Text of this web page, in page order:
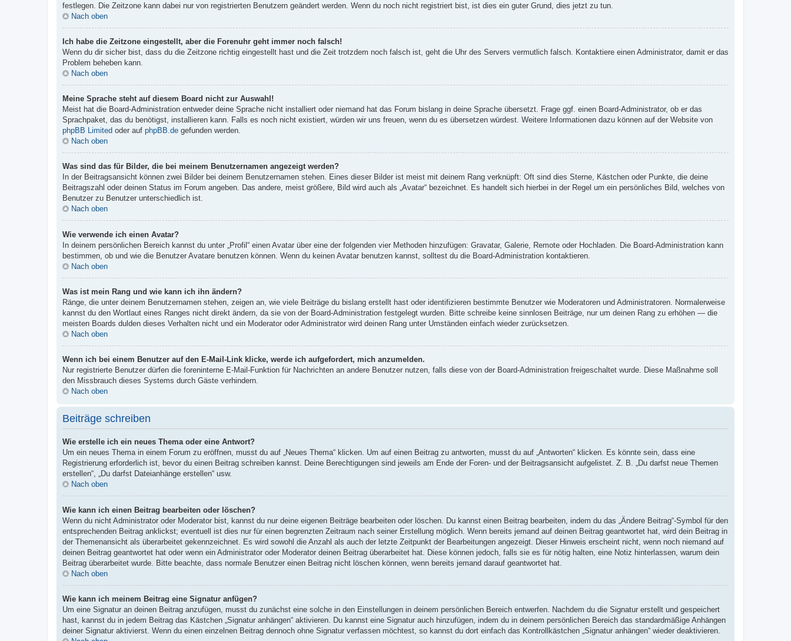
festlegen. Die Zeitzone kann dabei nur von registrierten Benutzern geändert werden. Wenn du noch nicht registriert bist, ist dies ein guter Grund, dies jetzt zu tun.
Nach oben
Ich habe die Zeitzone eingestellt, aber die Forenuhr geht immer noch falsch!
Wenn du dir sicher bist, dass du die Zeitzone richtig eingestellt hast und die Zeit trotzdem noch falsch ist, geht die Uhr des Servers vermutlich falsch. Kontaktiere einen Administrator, damit er das
Problem beheben kann.
Nach oben
Meine Sprache steht auf diesem Board nicht zur Auswahl!
Meist hat die Board-Administration entweder deine Sprache nicht installiert oder niemand hat das Forum bislang in deine Sprache übersetzt. Frage ggf. einen Board-Administrator, ob er das
Sprachpaket, das du benötigst, installieren kann. Falls es noch nicht existiert, würden wir uns freuen, wenn du es übersetzen würdest. Weitere Informationen dazu können auf der Website von
phpBB Limited oder auf phpBB.de gefunden werden.
Nach oben
Was sind das für Bilder, die bei meinem Benutzernamen angezeigt werden?
In der Beitragsansicht können zwei Bilder bei deinem Benutzernamen stehen. Eines dieser Bilder ist meist mit deinem Rang verknüpft: Oft sind dies Sterne, Kästchen oder Punkte, die deine
Beitragszahl oder deinen Status im Forum angeben. Das andere, meist größere, Bild wird auch als „Avatar“ bezeichnet. Es handelt sich hierbei in der Regel um ein persönliches Bild, welches von
Benutzer zu Benutzer unterschiedlich ist.
Nach oben
Wie verwende ich einen Avatar?
In deinem persönlichen Bereich kannst du unter „Profil“ einen Avatar über eine der folgenden vier Methoden hinzufügen: Gravatar, Galerie, Remote oder Hochladen. Die Board-Administration kann
bestimmen, ob und wie die Benutzer Avatare benutzen können. Wenn du keinen Avatar benutzen kannst, solltest du die Board-Administration kontaktieren.
Nach oben
Was ist mein Rang und wie kann ich ihn ändern?
Ränge, die unter deinem Benutzernamen stehen, zeigen an, wie viele Beiträge du bislang erstellt hast oder identifizieren bestimmte Benutzer wie Moderatoren und Administratoren. Normalerweise
kannst du den Wortlaut eines Ranges nicht direkt ändern, da sie von der Board-Administration festgelegt wurden. Bitte schreibe keine sinnlosen Beiträge, nur um deinen Rang zu erhöhen — die
meisten Boards dulden dieses Verhalten nicht und ein Moderator oder Administrator wird deinen Rang unter Umständen einfach wieder zurücksetzen.
Nach oben
Wenn ich bei einem Benutzer auf den E-Mail-Link klicke, werde ich aufgefordert, mich anzumelden.
Nur registrierte Benutzer dürfen die foreninterne E-Mail-Funktion für Nachrichten an andere Benutzer nutzen, falls diese von der Board-Administration freigeschaltet wurde. Diese Maßnahme soll
den Missbrauch dieses Systems durch Gäste verhindern.
Nach oben
Beiträge schreiben
Wie erstelle ich ein neues Thema oder eine Antwort?
Um ein neues Thema in einem Forum zu eröffnen, musst du auf „Neues Thema“ klicken. Um auf einen Beitrag zu antworten, musst du auf „Antworten“ klicken. Es könnte sein, dass eine
Registrierung erforderlich ist, bevor du einen Beitrag schreiben kannst. Deine Berechtigungen sind jeweils am Ende der Foren- und der Beitragsansicht aufgelistet. Z. B. „Du darfst neue Themen
erstellen“, „Du darfst Dateianhänge erstellen“ usw.
Nach oben
Wie kann ich einen Beitrag bearbeiten oder löschen?
Wenn du nicht Administrator oder Moderator bist, kannst du nur deine eigenen Beiträge bearbeiten oder löschen. Du kannst einen Beitrag bearbeiten, indem du das „Ändere Beitrag“-Symbol für den
entsprechenden Beitrag anklickst; eventuell ist dies nur für einen begrenzten Zeitraum nach seiner Erstellung möglich. Wenn bereits jemand auf deinen Beitrag geantwortet hat, wird dein Beitrag in
der Themenansicht als überarbeitet gekennzeichnet. Es wird sowohl die Anzahl als auch der letzte Zeitpunkt der Bearbeitungen angezeigt. Dieser Hinweis erscheint nicht, wenn noch niemand auf
deinen Beitrag geantwortet hat oder wenn ein Administrator oder Moderator deinen Beitrag überarbeitet hat. Diese können jedoch, falls sie es für nötig halten, eine Notiz hinterlassen, warum dein
Beitrag überarbeitet wurde. Bitte beachte, dass normale Benutzer einen Beitrag nicht löschen können, wenn bereits jemand darauf geantwortet hat.
Nach oben
Wie kann ich meinem Beitrag eine Signatur anfügen?
Um eine Signatur an deinen Beitrag anzufügen, musst du zunächst eine solche in den Einstellungen in deinem persönlichen Bereich entwerfen. Nachdem du die Signatur erstellt und gespeichert
hast, kannst du in jedem Beitrag das Kästchen „Signatur anhängen“ aktivieren. Du kannst eine Signatur auch hinzufügen, indem du in deinem persönlichen Bereich das standardmäßige Anhängen
deiner Signatur aktivierst. Wenn du einen einzelnen Beitrag dennoch ohne Signatur verfassen möchtest, so kannst du dort einfach das Kontrollkästchen „Signatur anhängen“ wieder deaktivieren.